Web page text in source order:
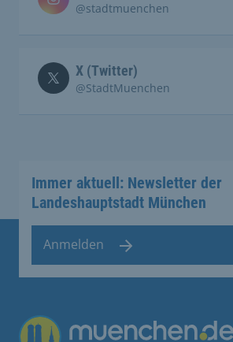
@stadtmuenchen
X (Twitter)
@StadtMuenchen
Immer aktuell: Newsletter der
Landeshauptstadt München
Anmelden
Übergreifende Links